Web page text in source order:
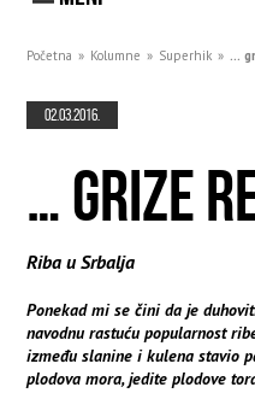
Početna » Kolumne » Superhik » …
02.03.2016.
… GRIZE
Riba u Srbalja
Ponekad mi se čini da je
navodnu rastuću popularnost
između slanine i kulena stavio
plodova mora, jedite plodove